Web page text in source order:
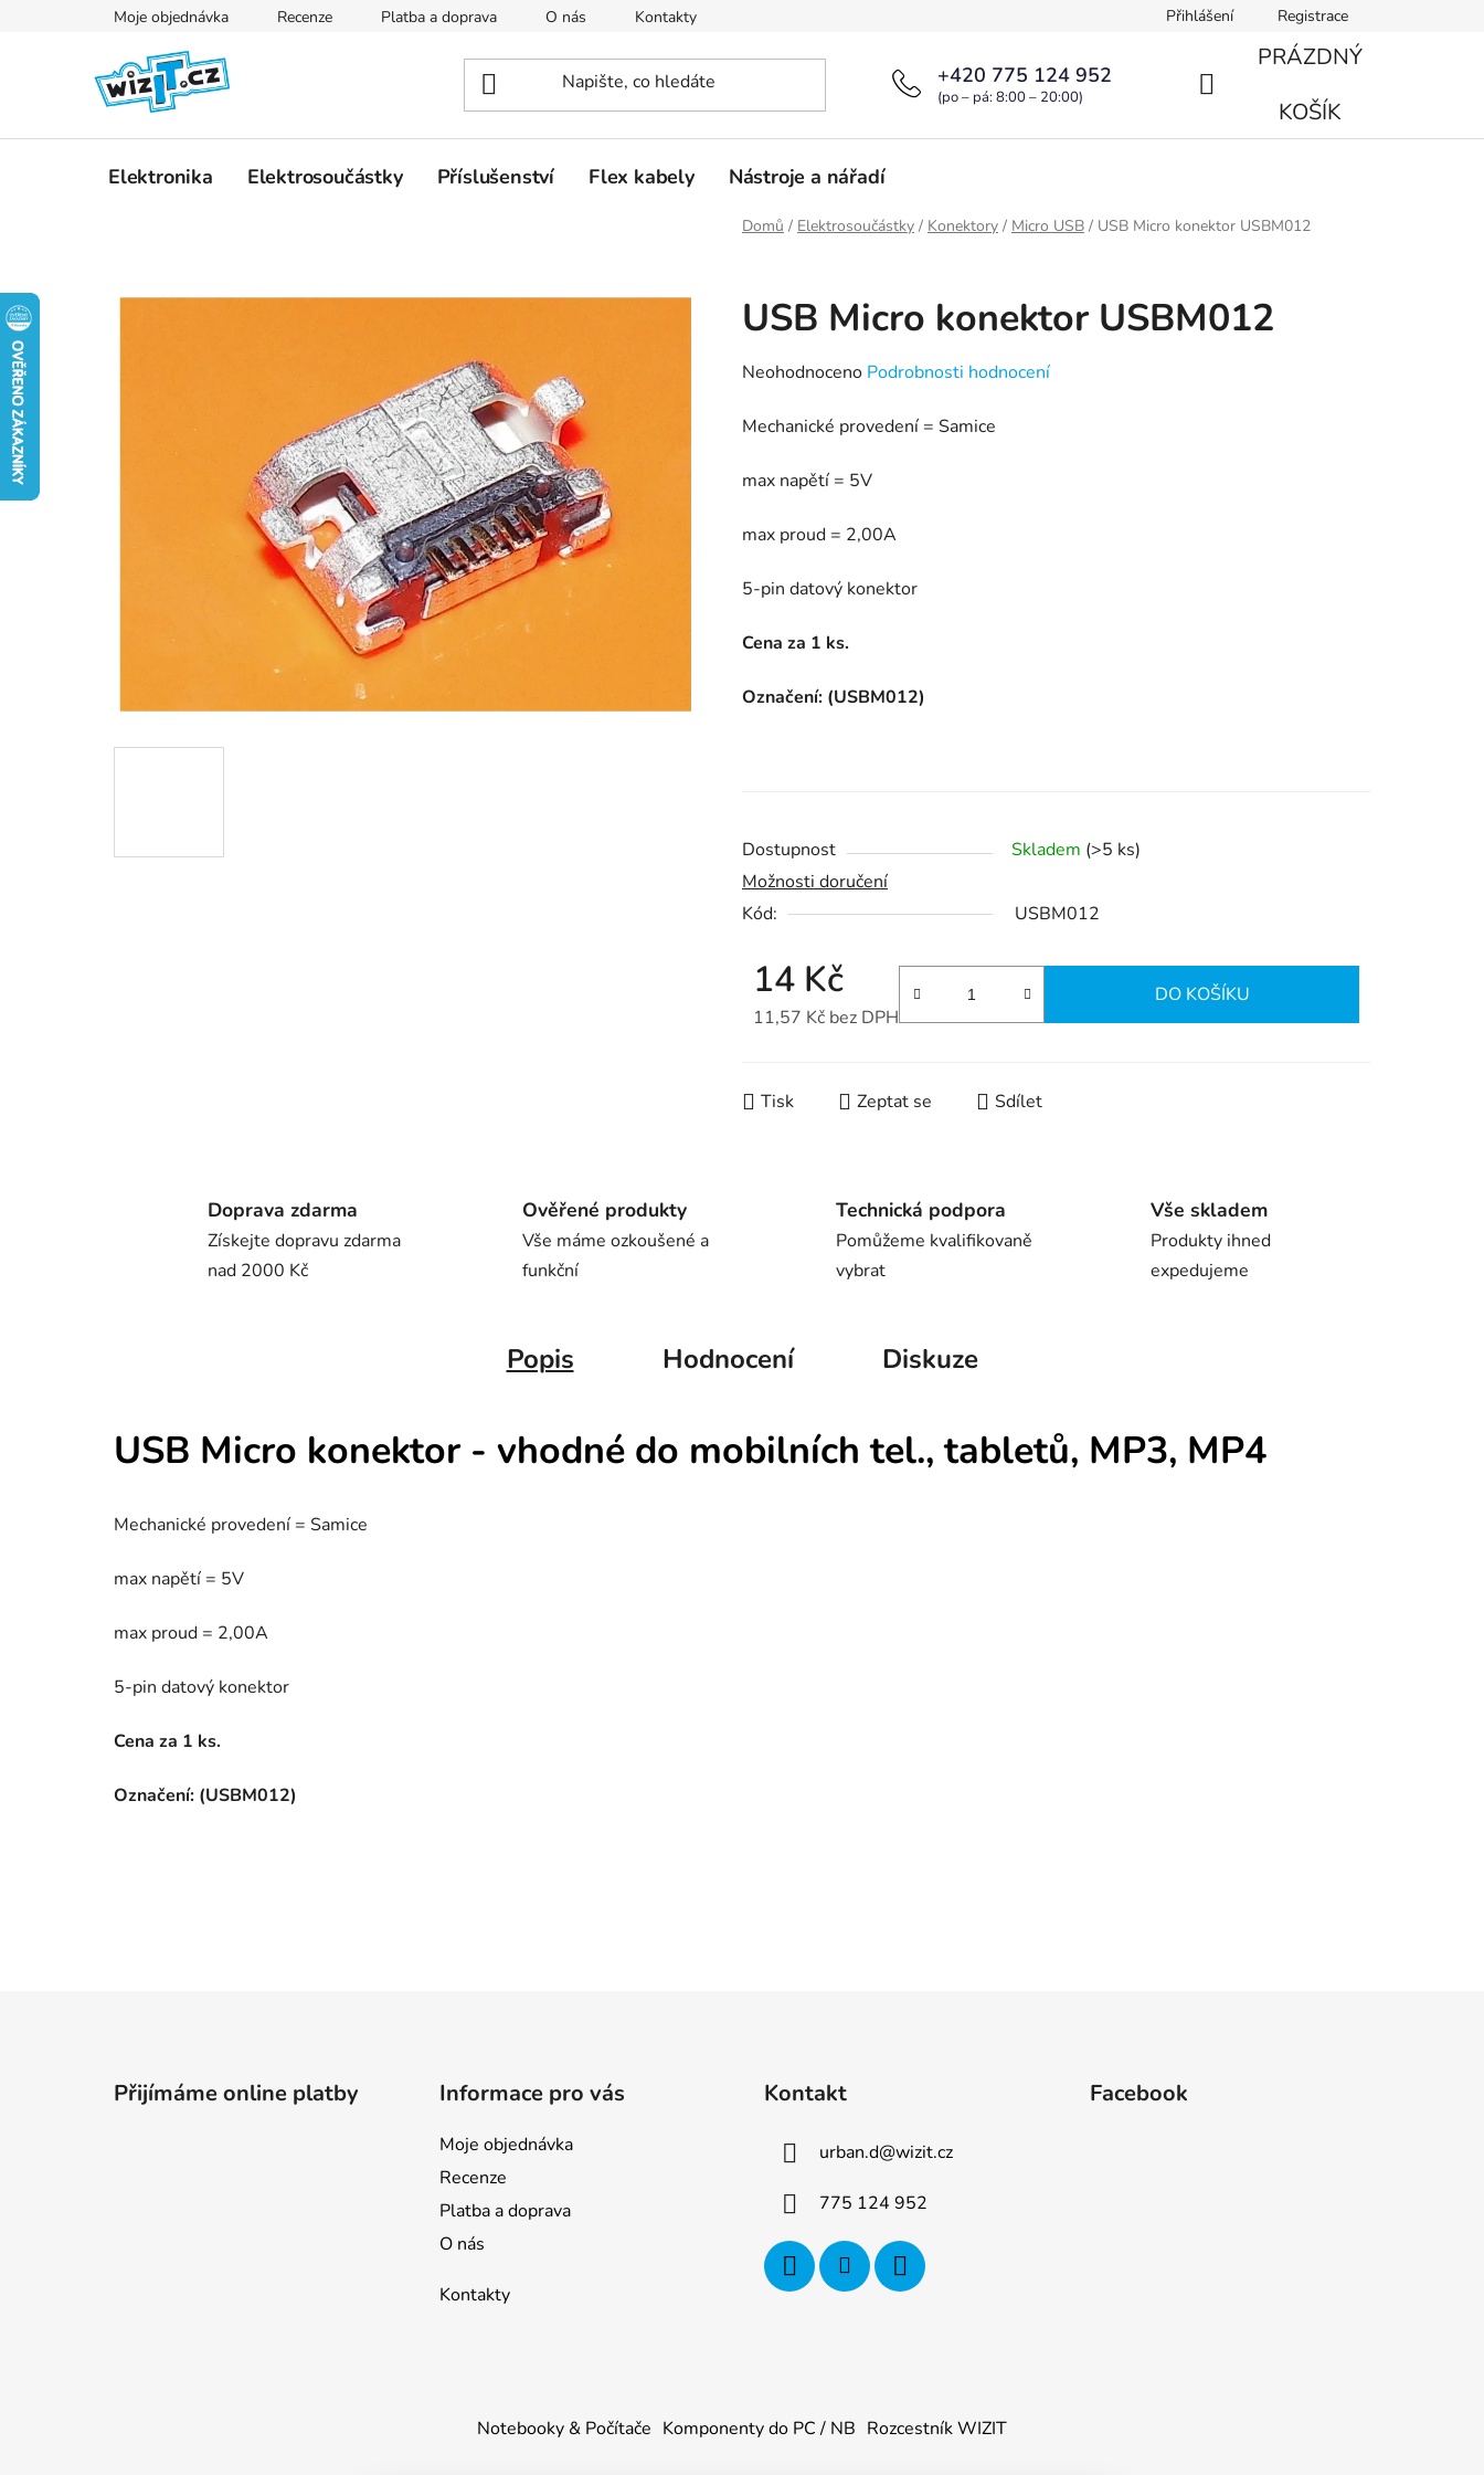
Moje objednávka Recenze Platba a doprava O nás Kontakty Přihlášení Registrace
+420 775 124 952
(po – pá: 8:00 – 20:00)
NÁKUPNÍ
PRÁZDNÝ
KOŠÍK
Elektronika Elektrosoučástky Příslušenství Flex kabely Nástroje a nářadí
Domů / Elektrosoučástky / Konektory / Micro USB / USB Micro konektor USBM012
USB Micro konektor USBM012
Průměrné
produktu
0,0
hvězdiček.
Neohodnoceno Podrobnosti hodnocení
Mechanické provedení = Samice
max napětí = 5V
max proud = 2,00A
5-pin datový konektor
Cena za 1 ks.
Označení: (USBM012)
Dostupnost Skladem (>5 ks)
Možnosti doručení
Kód:
USBM012
14 Kč
11,57 Kč bez DPH
DO KOŠÍKU
Tisk Zeptat se Sdílet
Doprava zdarma
Získejte dopravu zdarma
nad 2000 Kč
Ověřené produkty
Vše máme ozkoušené a
funkční
Technická podpora
Pomůžeme kvalifikovaně
vybrat
Vše skladem
Produkty ihned
expedujeme
Popis Hodnocení Diskuze
USB Micro konektor - vhodné do mobilních tel., tabletů, MP3, MP4
Mechanické provedení = Samice
max napětí = 5V
max proud = 2,00A
5-pin datový konektor
Cena za 1 ks.
Označení: (USBM012)
Přijímáme online platby Informace pro vás
Moje objednávka
Recenze
Platba a doprava
O nás
Kontakty
Kontakt
urban.d@wizit.cz
775 124 952
Facebook
Notebooky & Počítače Komponenty do PC / NB Rozcestník WIZIT